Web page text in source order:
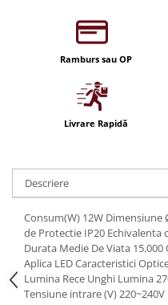
Iluminat decorativ de Craciun
Ramburs sau OP
Livrare Rapidă
Descriere
Consum(W) 12W
de Protectie IP20 Echivalenta
Durata Medie De Viata
Aplica LED Caracteristici
Lumina Rece Unghi Lumina
Tensiune intrare (V) 220~240V